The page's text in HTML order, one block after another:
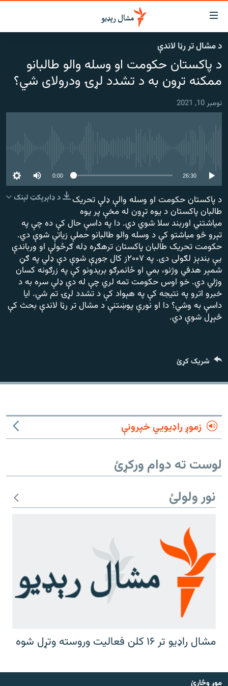
د
لاسرسي
ځای
پاڼې
موضوع
ته
لاړ
لاړ
شئ
لټون
ورشئ
لنډ خبرونه
پښتونخوا او قبایل
بلوچستان
ځانګړې مرکې، شننې
انځور او ویډیو
اوونیزې خپرونې
۱۴ ساعته راډیويي خپرونې
Gandhara
موږ وڅارئ
د مشال تر رڼا لاندې
د پاکستان حکومت او وسله والو طالبانو
ممکنه تړون به د تشدد لړۍ ودرولای شي؟
نومبر 10, 2021
0:00 26:30
د ډاېرېکټ لېنک
د پاکستان حکومت او وسله والې ډلې تحريک
طالبان پاکستان د يوه تړون له مخې پر يوه
مياشتني اوربند سلا شوي دي. دا په داسې حال کې ده چې په
تېرو څو مياشتو کې د وسله والو طالبانو حملې زیاتې شوې دي.
حکومت تحريک طالبان پاکستان ترهګره ډله ګرځولې او ورباندې
يې بندېز لګولی دی. په ۲۰۰۷ز کال جوړې شوې دې ډلي په ګڼ
شمېر هدفي وژنو، بمي او ځانمرګو بريدونو کې په زرګونه کسان
وژلي دي. خو اوس حکومت تمه لري چې له دې ډلې سره به د
خبرو اترو په نتيجه کې په هېواد کې د تشدد لړۍ تم شي. ایا
داسې به وشي؟ دا او نورې پوښتنې د مشال تر رڼا لاندې بحث کې
څېړل شوې دي.
شریک کړئ
زموږ راډیويي خپرونې
لوست ته دوام ورکړئ
نور ولولئ
مشال راډیو تر ۱۶ کلن فعالیت وروسته وتړل شوه
موږ وڅارئ